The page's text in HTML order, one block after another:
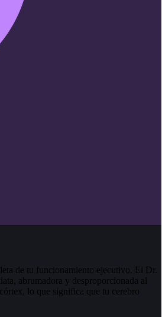
de tu funcionamiento ejecutivo. El Dr.
abrumadora y desproporcionada al
lo que significa que tu cerebro